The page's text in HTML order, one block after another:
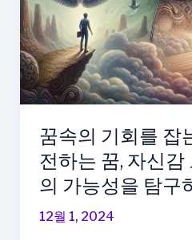
법
찾
는
꿈,
도
하
는
모
의
꿈속의 기회를 잡
전하는 꿈, 자신감
의 가능성을 탐구
12월 1, 2024